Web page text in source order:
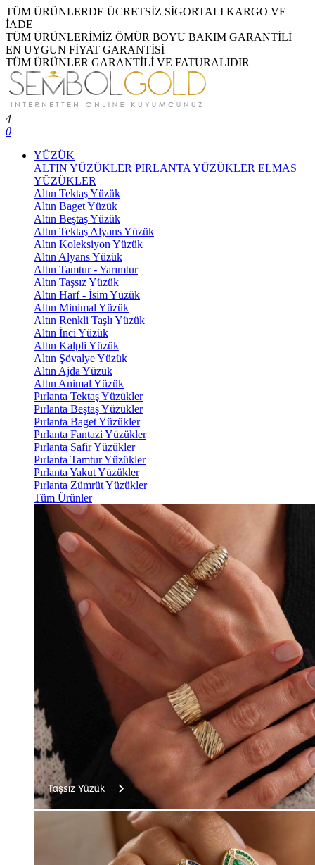
TÜM ÜRÜNLERDE ÜCRETSİZ SİGORTALI KARGO VE
İADE
TÜM ÜRÜNLERİMİZ ÖMÜR BOYU BAKIM GARANTİLİ
EN UYGUN FİYAT GARANTİSİ
TÜM ÜRÜNLER GARANTİLİ VE FATURALIDIR
4
0
YÜZÜK
ALTIN YÜZÜKLER PIRLANTA YÜZÜKLER ELMAS
YÜZÜKLER
Altın Tektaş Yüzük
Altın Baget Yüzük
Altın Beştaş Yüzük
Altın Tektaş Alyans Yüzük
Altın Koleksiyon Yüzük
Altın Alyans Yüzük
Altın Tamtur - Yarımtur
Altın Taşsız Yüzük
Altın Harf - İsim Yüzük
Altın Minimal Yüzük
Altın Renkli Taşlı Yüzük
Altın İnci Yüzük
Altın Kalpli Yüzük
Altın Şövalye Yüzük
Altın Ajda Yüzük
Altın Animal Yüzük
Pırlanta Tektaş Yüzükler
Pırlanta Beştaş Yüzükler
Pırlanta Baget Yüzükler
Pırlanta Fantazi Yüzükler
Pırlanta Safir Yüzükler
Pırlanta Tamtur Yüzükler
Pırlanta Yakut Yüzükler
Pırlanta Zümrüt Yüzükler
Tüm Ürünler